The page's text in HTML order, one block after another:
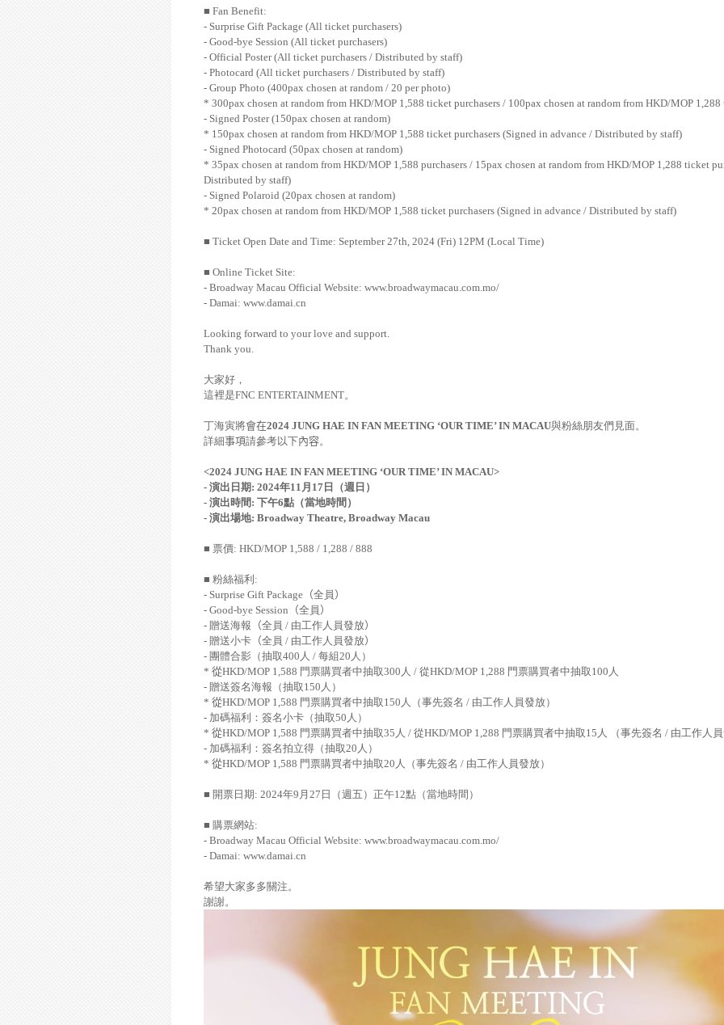
■ Fan Benefit:
- Surprise Gift Package (All ticket purchasers)
- Good-bye Session (All ticket purchasers)
- Official Poster (All ticket purchasers / Distributed by staff)
- Photocard (All ticket purchasers / Distributed by staff)
- Group Photo (400pax chosen at random / 20 per photo)
* 300pax chosen at random from HKD/MOP 1,588 ticket purchasers / 100pax chosen at random from HKD/MOP 1,288
- Signed Poster (150pax chosen at random)
* 150pax chosen at random from HKD/MOP 1,588 ticket purchasers (Signed in advance / Distributed by staff)
- Signed Photocard (50pax chosen at random)
* 35pax chosen at random from HKD/MOP 1,588 purchasers / 15pax chosen at random from HKD/MOP 1,288 ticket
Distributed by staff)
- Signed Polaroid (20pax chosen at random)
* 20pax chosen at random from HKD/MOP 1,588 ticket purchasers (Signed in advance / Distributed by staff)
■ Ticket Open Date and Time: September 27th, 2024 (Fri) 12PM (Local Time)
■ Online Ticket Site:
- Broadway Macau Official Website: www.broadwaymacau.com.mo/
- Damai: www.damai.cn
Looking forward to your love and support.
Thank you.
大家好，
這裡是FNC ENTERTAINMENT。
丁海寅將會在2024 JUNG HAE IN FAN MEETING ‘OUR TIME’ IN MACAU與粉絲朋友們見面。
詳細事項請參考以下內容。
<2024 JUNG HAE IN FAN MEETING ‘OUR TIME’ IN MACAU>
- 演出日期: 2024年11 月 17 日（週日）
- 演出時間: 下午6點（當地時間）
- 演出場地: Broadway Theatre, Broadway Macau
■ 票價: HKD/MOP 1,588 / 1,288 / 888
■ 粉絲福利:
- Surprise Gift Package （全員 ）
- Good-bye Session （全員 ）
- 贈送海報 （全員 / 由工作人員發放）
- 贈送小卡 （全員 / 由工作人員發放）
- 團體合影（抽取400 人 / 每組 20 人）
* 從HKD/MOP 1,588 門票購買者中抽取300 人 / 從HKD/MOP 1,288 門票購買者中抽取 100 人
- 贈送簽名海報（抽取 150 人）
* 從HKD/MOP 1,588 門票購買者中抽取 150 人（事先簽名 / 由工作人員發放）
- 加碼福利：簽名小卡（抽取50 人）
* 從HKD/MOP 1,588 門票購買者中抽取35 人 / 從HKD/MOP 1,288 門票購買者中抽取 1 5 人 （事先簽名 / 由工作人
- 加碼福利：簽名拍立得（抽取 20 人）
* 從HKD/MOP 1,588 門票購買者中抽取 20 人（事先簽名 / 由工作人員發放）
■ 開票日期: 2024年9 月 27 日（週五）正午12點（當地時間）
■ 購票網站:
- Broadway Macau Official Website: www.broadwaymacau.com.mo/
- Damai: www.damai.cn
希望大家多多關注。
謝謝。